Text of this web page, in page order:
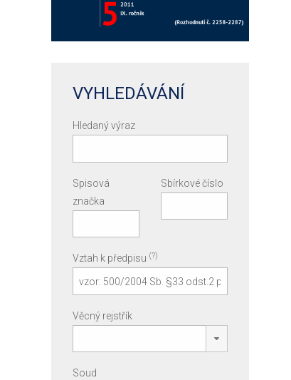
VYHLEDÁVÁNÍ
Hledaný výraz
Spisová
značka
Sbírkové číslo
Vztah k předpisu (?)
Věcný rejstřík
Soud